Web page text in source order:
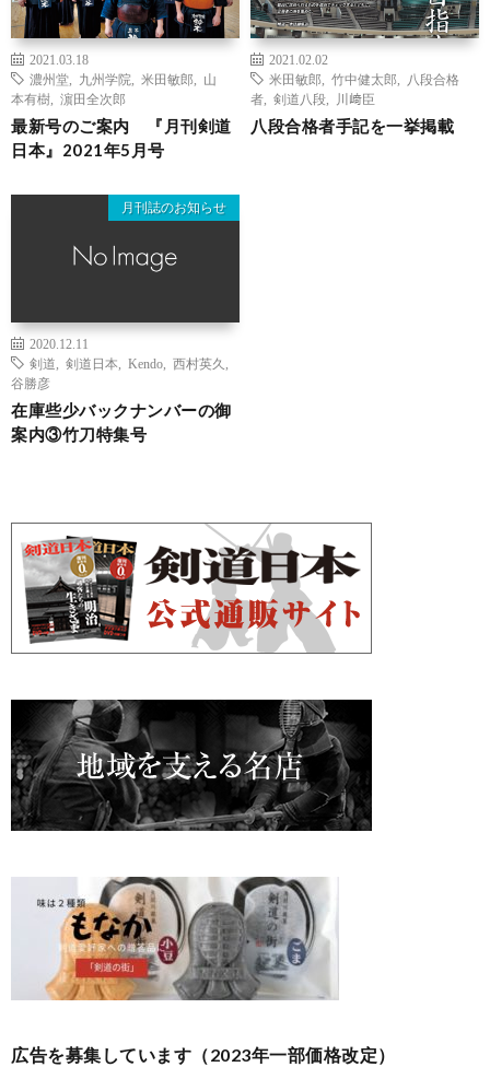
2021.03.18
濃州堂
九州学院 米田敏郎
山
本有樹
濵田全次郎
最新号のご案内 『月刊剣道
日本』2021年5月号
2021.02.02
米田敏郎
竹中健太郎
八段合格
者
剣道八段 川﨑臣
八段合格者手記を一挙掲載
月刊誌のお知らせ
2020.12.11
剣道
剣道日本 Kendo 西村英久
谷勝彦
在庫些少バックナンバーの御
案内③竹刀特集号
広告を募集しています（2023年一部価格改定）